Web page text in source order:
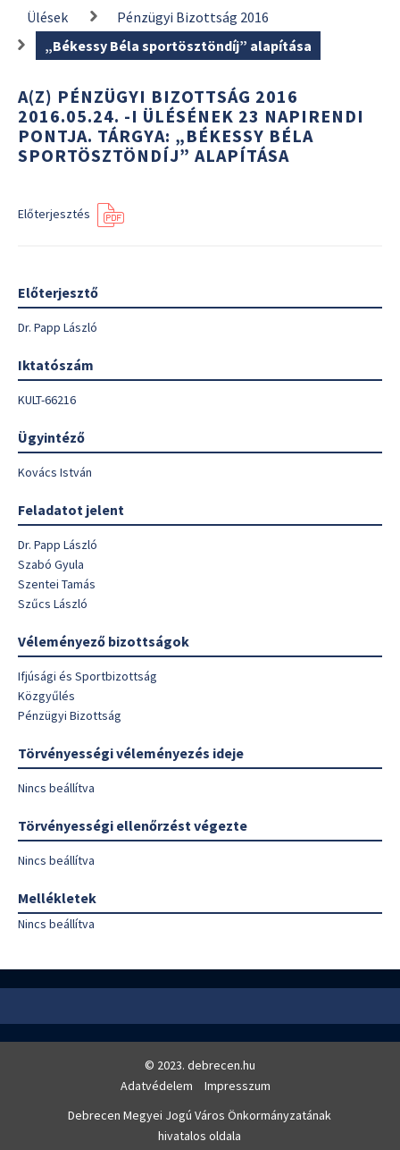
Ülések
Pénzügyi Bizottság 2016
„Békessy Béla sportösztöndíj” alapítása
A(Z) PÉNZÜGYI BIZOTTSÁG 2016
2016.05.24. -I ÜLÉSÉNEK 23 NAPIRENDI
PONTJA. TÁRGYA: „BÉKESSY BÉLA
SPORTÖSZTÖNDÍJ” ALAPÍTÁSA
Előterjesztés
Előterjesztő
Dr. Papp László
Iktatószám
KULT-66216
Ügyintéző
Kovács István
Feladatot jelent
Dr. Papp László
Szabó Gyula
Szentei Tamás
Szűcs László
Véleményező bizottságok
Ifjúsági és Sportbizottság
Közgyűlés
Pénzügyi Bizottság
Törvényességi véleményezés ideje
Nincs beállítva
Törvényességi ellenőrzést végezte
Nincs beállítva
Mellékletek
Nincs beállítva
© 2023. debrecen.hu
Adatvédelem
Impresszum
Debrecen Megyei Jogú Város Önkormányzatának
hivatalos oldala